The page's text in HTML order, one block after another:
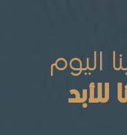
اليوم
للأبد
نبضه
ملونة